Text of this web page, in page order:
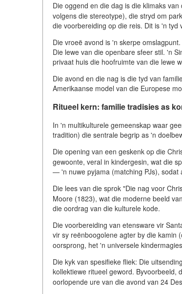
Die oggend en die dag is die klimaks
volgens die stereotype), die stryd om
die voorbereiding op die reis. Dit is 'n
Die vroeë avond is 'n skerpe
Die lewe van die openbare sfeer stil. 'n
privaat huis die hoofruimte van die lewe
Die avond en die nag is die tyd van
Amerikaanse model van die Europese
Ritueel kern: familie tradisies as
In 'n multikulturele gemeenskap waar
tradition) die sentrale begrip as 'n
Die opening van een geskenk op die
gewoonte, veral in kindergesin, wat die
— 'n nuwe pyjama (matching PJs), sodat
Die lees van die sprok "Die nag voor
Moore (1823), wat die moderne beeld
die oordrag van die kulturele kode.
Die voorbereiding van etensware vir
vir sy reënboogolene agter by die kamin
oorsprong, het 'n universele
Die kyk van spesifieke fliek: Die
kollektiewe ritueel geword. Byvoorbeeld,
oorlopende ure van die avond van 24